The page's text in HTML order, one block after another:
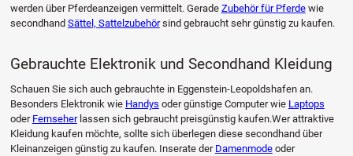
werden über Pferdeanzeigen vermittelt. Gerade Zubehör für Pferdewie
secondhand Sättel, Sattelzubehörsind gebraucht sehr günstig zu kaufen.
Gebrauchte Elektronik und Secondhand Kleidung
Schauen Sie sich auch gebrauchte in Eggenstein-Leopoldshafen an.
Besonders Elektronik wie Handys oder günstige Computer wie Laptops
oder Fernseherlassen sich gebraucht preisgünstig kaufen.Wer attraktive
Kleidung kaufen möchte, sollte sich überlegen diese secondhand über
Kleinanzeigen günstig zu kaufen. Inserate der Damenmodeoder